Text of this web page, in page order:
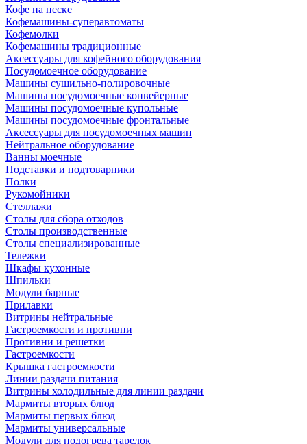
Кофе на песке
Кофемашины-суперавтоматы
Кофемолки
Кофемашины традиционные
Аксессуары для кофейного оборудования
Посудомоечное оборудование
Машины сушильно-полировочные
Машины посудомоечные конвейерные
Машины посудомоечные купольные
Машины посудомоечные фронтальные
Аксессуары для посудомоечных машин
Нейтральное оборудование
Ванны моечные
Подставки и подтоварники
Полки
Рукомойники
Стеллажи
Столы для сбора отходов
Столы производственные
Столы специализированные
Тележки
Шкафы кухонные
Шпильки
Модули барные
Прилавки
Витрины нейтральные
Гастроемкости и противни
Противни и решетки
Гастроемкости
Крышка гастроемкости
Линии раздачи питания
Витрины холодильные для линии раздачи
Мармиты вторых блюд
Мармиты первых блюд
Мармиты универсальные
Модули для подогрева тарелок